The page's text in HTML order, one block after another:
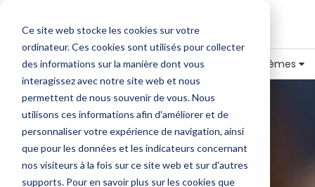
Ce site web stocke les cookies sur votre
ordinateur. Ces cookies sont utilisés pour collecter
des informations sur la manière dont vous
interagissez avec notre site web et nous
permettent de nous souvenir de vous. Nous
utilisons ces informations afin d'améliorer et de
personnaliser votre expérience de navigation, ainsi
que pour les données et les indicateurs concernant
nos visiteurs à la fois sur ce site web et sur d'autres
supports. Pour en savoir plus sur les cookies que
Accueil»Blog»TPE,Digitalisation Thèmes